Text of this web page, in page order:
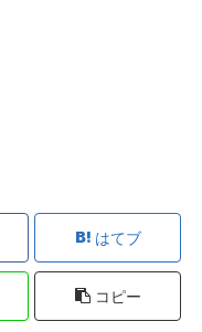
はてブ
コピー